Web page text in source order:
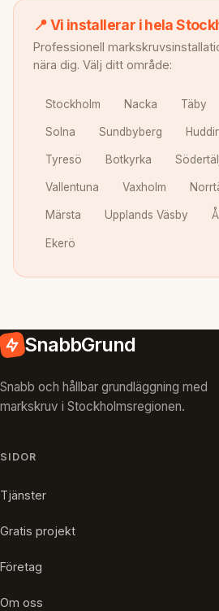
📍 Vi installerar i hela
Professionell
nära dig. Välj ditt område:
Stockholm Nacka Täby
Solna Sundbyberg
Tyresö Botkyrka
Vallentuna Vaxholm
Märsta Upplands Väsby
Ekerö
SnabbGrund
Snabb och hållbar grundläggning med
markskruv i Stockholmsregionen.
SIDOR
Tjänster
Gratis projekt
Företag
Om oss